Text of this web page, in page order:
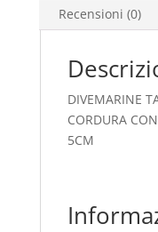
Recensioni (0)
DIVEMARINE
CORDURA
5CM